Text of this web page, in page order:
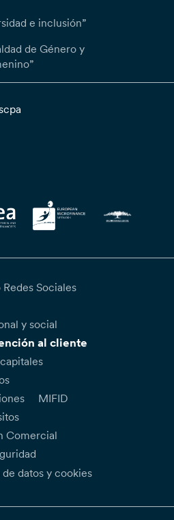
e inclusión”
de Género y
Sociales
y social
al cliente
MIFID
Comercial
datos y cookies